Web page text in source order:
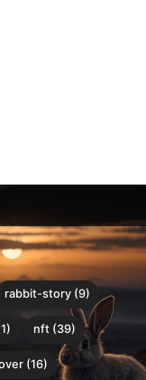
rabbit-story (9)
nft (39)
(16)